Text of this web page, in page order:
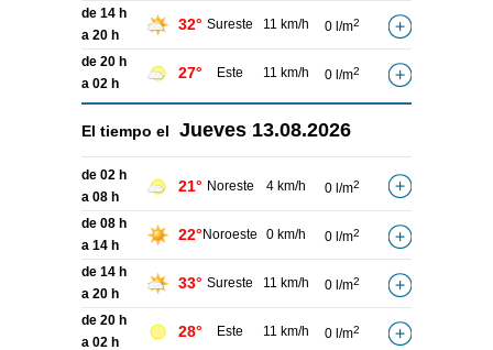
de 14 h
a 20 h
32° Sureste 11 km/h 0 l/m2
de 20 h
a 02 h
27° Este 11 km/h 0 l/m2
El tiempo el Jueves 13.08.2026
de 02 h
a 08 h
21° Noreste 4 km/h 0 l/m2
de 08 h
a 14 h
22° Noroeste 0 km/h 0 l/m2
de 14 h
a 20 h
33° Sureste 11 km/h 0 l/m2
de 20 h
a 02 h
28° Este 11 km/h 0 l/m2